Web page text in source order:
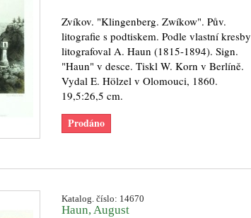
Zvíkov. "Klingenberg. Zwíkow". Pův.
litografie s podtiskem. Podle vlastní kresby
litografoval A. Haun (1815-1894). Sign.
"Haun" v desce. Tiskl W. Korn v Berlíně.
Vydal E. Hölzel v Olomouci, 1860.
19,5:26,5 cm.
Prodáno
Katalog. číslo: 14670
Haun, August